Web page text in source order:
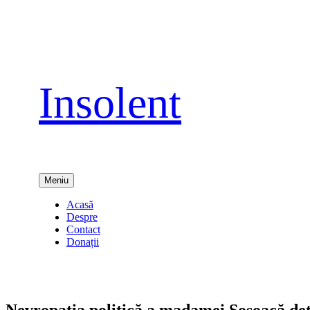
Insolent
Meniu
Acasă
Despre
Contact
Donații